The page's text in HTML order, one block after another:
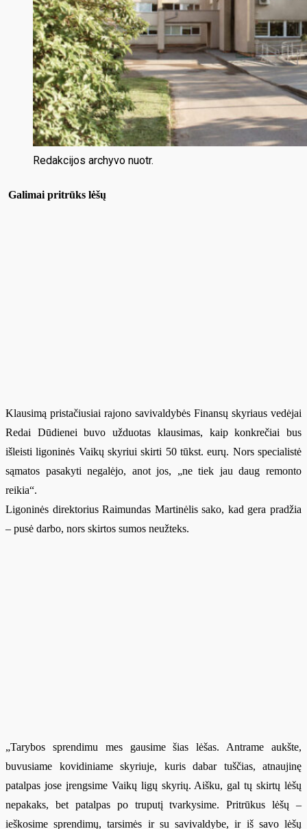
Redakcijos archyvo nuotr.
Galimai pritrūks lėšų
Klausimą pristačiusiai rajono savivaldybės Finansų skyriaus vedėjai
Redai Dūdienei buvo užduotas klausimas, kaip konkrečiai bus
išleisti ligoninės Vaikų skyriui skirti 50 tūkst. eurų. Nors specialistė
sąmatos pasakyti negalėjo, anot jos, „ne tiek jau daug remonto
reikia“.
Ligoninės direktorius Raimundas Martinėlis sako, kad gera pradžia
– pusė darbo, nors skirtos sumos neužteks.
„Tarybos sprendimu mes gausime šias lėšas. Antrame aukšte,
buvusiame kovidiniame skyriuje, kuris dabar tuščias, atnaujinę
patalpas jose įrengsime Vaikų ligų skyrių. Aišku, gal tų skirtų lėšų
nepakaks, bet patalpas po truputį tvarkysime. Pritrūkus lėšų –
ieškosime sprendimų, tarsimės ir su savivaldybe, ir iš savo lėšų